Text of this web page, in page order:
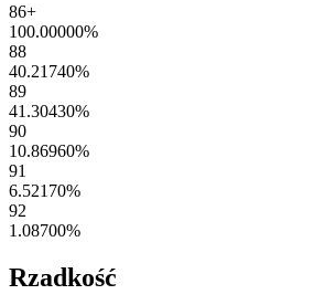
86+
100.00000%
88
40.21740%
89
41.30430%
90
10.86960%
91
6.52170%
92
1.08700%
Rzadkość